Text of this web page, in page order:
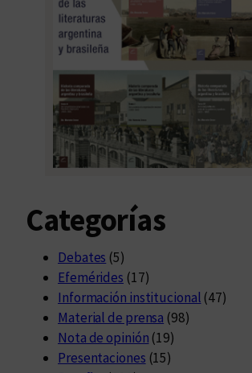
Categorías
Debates (5)
Efemérides (17)
Información institucional (47)
Material de prensa (98)
Nota de opinión (19)
Presentaciones (15)